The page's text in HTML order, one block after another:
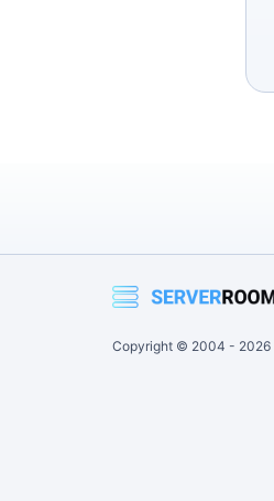
Copyright © 2004 - 2026